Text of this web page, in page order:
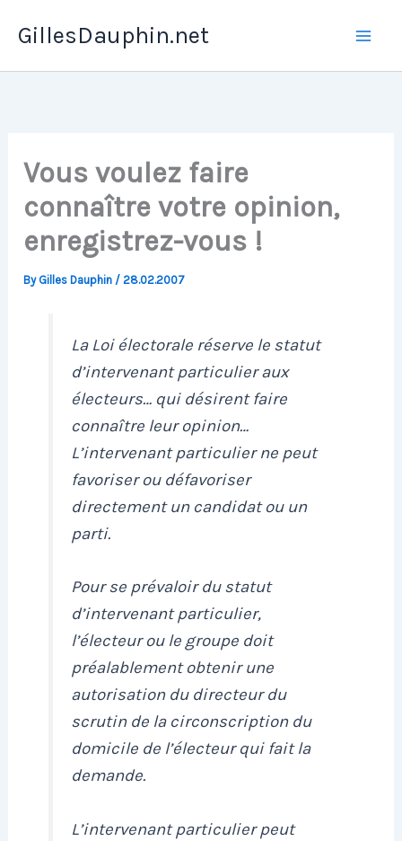
GillesDauphin.net
Vous voulez faire
connaître votre opinion,
enregistrez-vous !
By Gilles Dauphin /28.02.2007
La Loi électorale réserve le statut
d’intervenant particulier aux
électeurs… qui désirent faire
connaître leur opinion…
L’intervenant particulier ne peut
favoriser ou défavoriser
directement un candidat ou un
parti.
Pour se prévaloir du statut
d’intervenant particulier,
l’électeur ou le groupe doit
préalablement obtenir une
autorisation du directeur du
scrutin de la circonscription du
domicile de l’électeur qui fait la
demande.
L’intervenant particulier peut